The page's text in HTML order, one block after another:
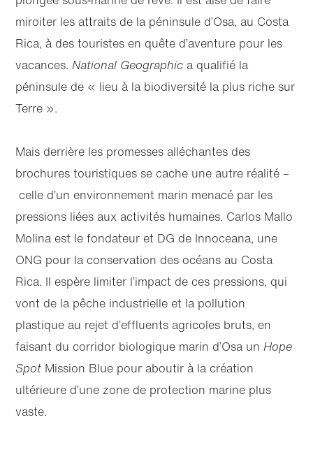
miroiter les attraits de la péninsule d’Osa, au Costa
Rica, à des touristes en quête d’aventure pour les
vacances.National Geographic a qualifié la
péninsule de « lieu à la biodiversité la plus riche sur
Terre ».
Mais derrière les promesses alléchantes des
brochures touristiques se cache une autre réalité –
celle d’un environnement marin menacé par les
pressions liées aux activités humaines. Carlos Mallo
Molina est le fondateur et DG de Innoceana, une
ONG pour la conservation des océans au Costa
Rica. Il espère limiter l’impact de ces pressions, qui
vont de la pêche industrielle et la pollution
plastique au rejet d’effluents agricoles bruts, en
faisant du corridor biologique marin d’Osa unHope
Spot Mission Blue pour aboutir à la création
ultérieure d’une zone de protection marine plus
vaste.